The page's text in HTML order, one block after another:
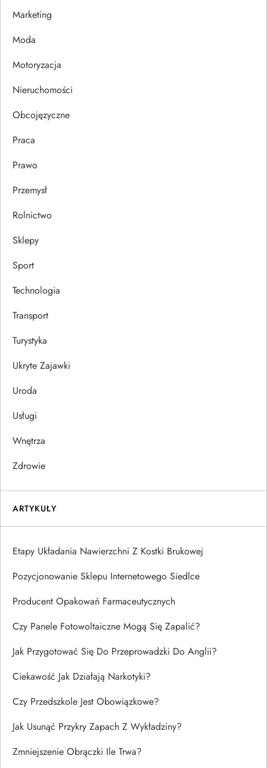
p
u
Marketing
Moda
Motoryzacja
Nieruchomości
Obcojęzyczne
Praca
Prawo
Przemysł
Rolnictwo
Sklepy
Sport
Technologia
Transport
Turystyka
Ukryte Zajawki
Uroda
Usługi
Wnętrza
Zdrowie
ARTYKUŁY
Etapy Układania Nawierzchni Z Kostki Brukowej
Pozycjonowanie Sklepu Internetowego Siedlce
Producent Opakowań Farmaceutycznych
Czy Panele Fotowoltaiczne Mogą Się Zapalić?
Jak Przygotować Się Do Przeprowadzki Do Anglii?
Ciekawość Jak Działają Narkotyki?
Czy Przedszkole Jest Obowiązkowe?
Jak Usunąć Przykry Zapach Z Wykładziny?
Zmniejszenie Obrączki Ile Trwa?